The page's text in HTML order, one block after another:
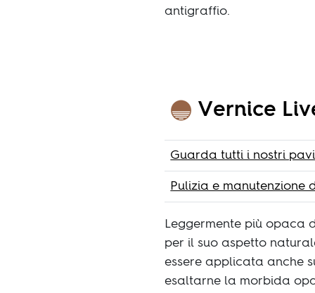
antigraffio.
Vernice
Guarda tutti i nostri
Pulizia e manutenzione
Leggermente più opaca
per il suo aspetto
essere applicata anche
esaltarne la morbida